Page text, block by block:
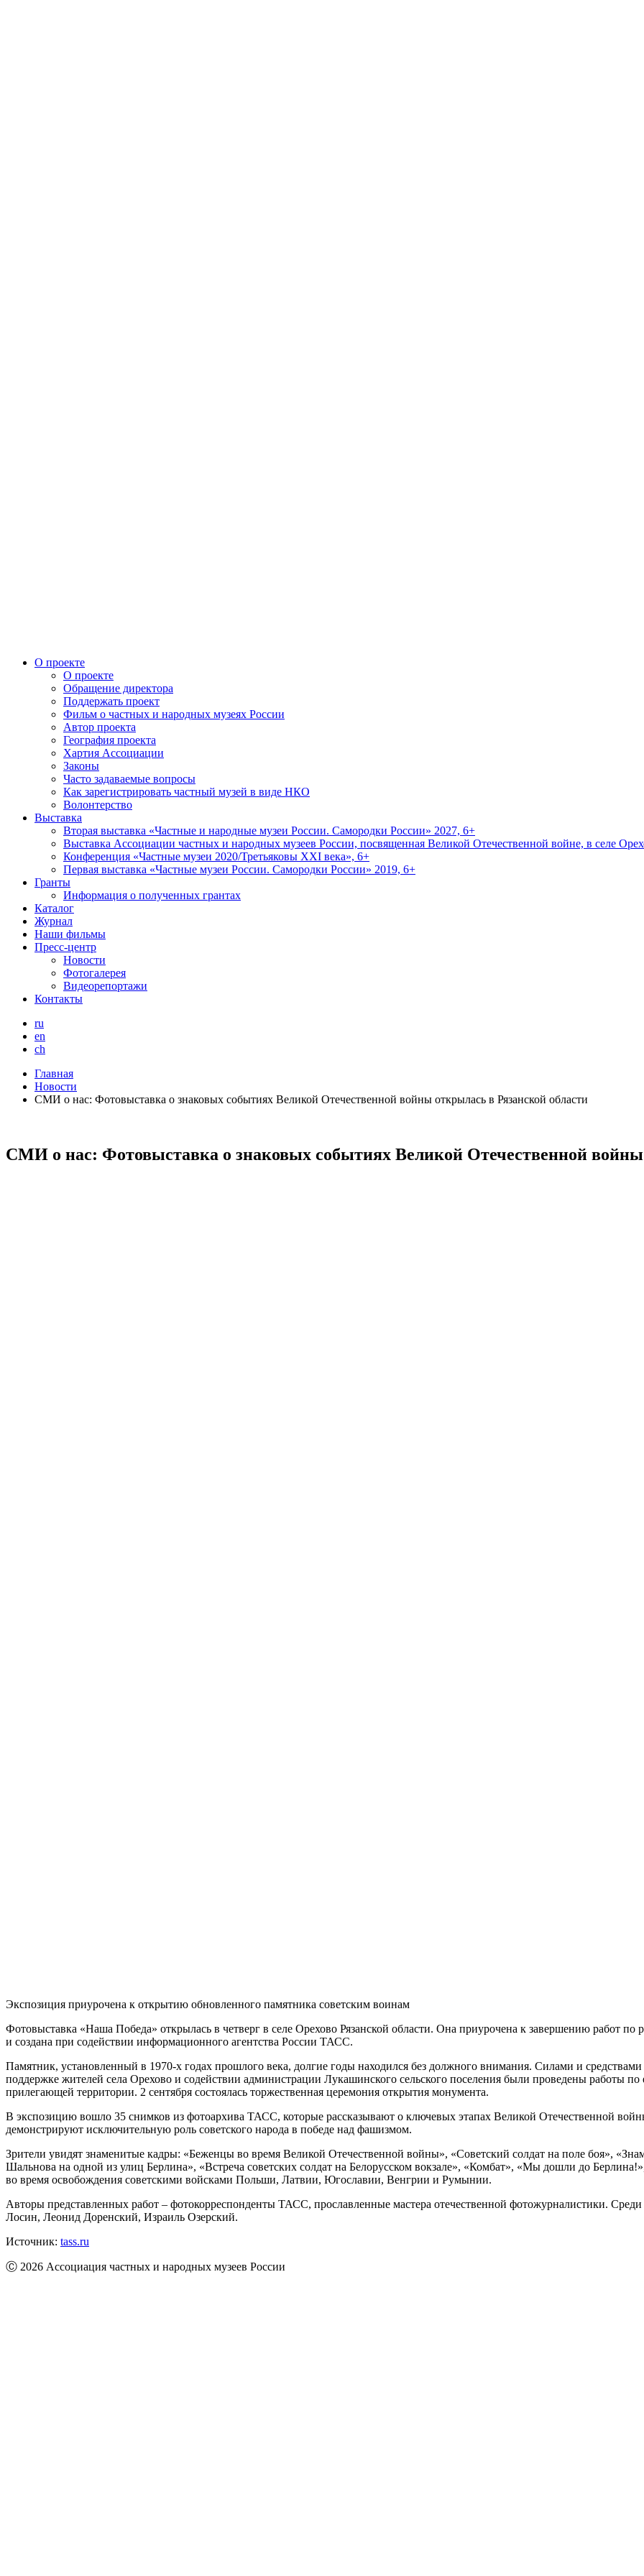
О проекте
О проекте
Обращение директора
Поддержать проект
Фильм о частных и народных музеях России
Автор проекта
География проекта
Хартия Ассоциации
Законы
Часто задаваемые вопросы
Как зарегистрировать частный музей в виде НКО
Волонтерство
Выставка
Вторая выставка «Частные и народные музеи России. Самородки России» 2027, 6+
Выставка Ассоциации частных и народных музеев России, посвященная Великой Отечественной войне, в селе
Конференция «Частные музеи 2020/Третьяковы XXI века», 6+
Первая выставка «Частные музеи России. Самородки России» 2019, 6+
Гранты
Информация о полученных грантах
Каталог
Журнал
Наши фильмы
Пресс-центр
Новости
Фотогалерея
Видеорепортажи
Контакты
ru
en
ch
Главная
Новости
СМИ о нас: Фотовыставка о знаковых событиях Великой Отечественной войны открылась в Рязанской области
СМИ о нас: Фотовыставка о знаковых событиях Великой Отечественной войны
Экспозиция приурочена к открытию обновленного памятника советским воинам
Фотовыставка «Наша Победа» открылась в четверг в селе Орехово Рязанской области. Она приурочена к завершению работ
и создана при содействии информационного агентства России ТАСС.
Памятник, установленный в 1970-х годах прошлого века, долгие годы находился без должного внимания. Силами и
поддержке жителей села Орехово и содействии администрации Лукашинского сельского поселения были проведены работы по
прилегающей территории. 2 сентября состоялась торжественная церемония открытия монумента.
В экспозицию вошло 35 снимков из фотоархива ТАСС, которые рассказывают о ключевых этапах Великой Отечественной
демонстрируют исключительную роль советского народа в победе над фашизмом.
Зрители увидят знаменитые кадры: «Беженцы во время Великой Отечественной войны», «Советский солдат на поле боя»,
Шальнова на одной из улиц Берлина», «Встреча советских солдат на Белорусском вокзале», «Комбат», «Мы дошли до
во время освобождения советскими войсками Польши, Латвии, Югославии, Венгрии и Румынии.
Авторы представленных работ – фотокорреспонденты ТАСС, прославленные мастера отечественной фотожурналистики.
Лосин, Леонид Доренский, Израиль Озерский.
Источник: tass.ru
Ⓒ 2026 Ассоциация частных и народных музеев России